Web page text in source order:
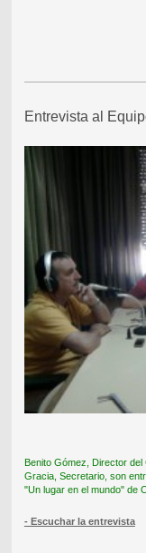
Entrevista al
Benito Gómez, Director
Gracia, Secretario, son
"Un lugar en el mundo" de
- Escuchar la entrevista